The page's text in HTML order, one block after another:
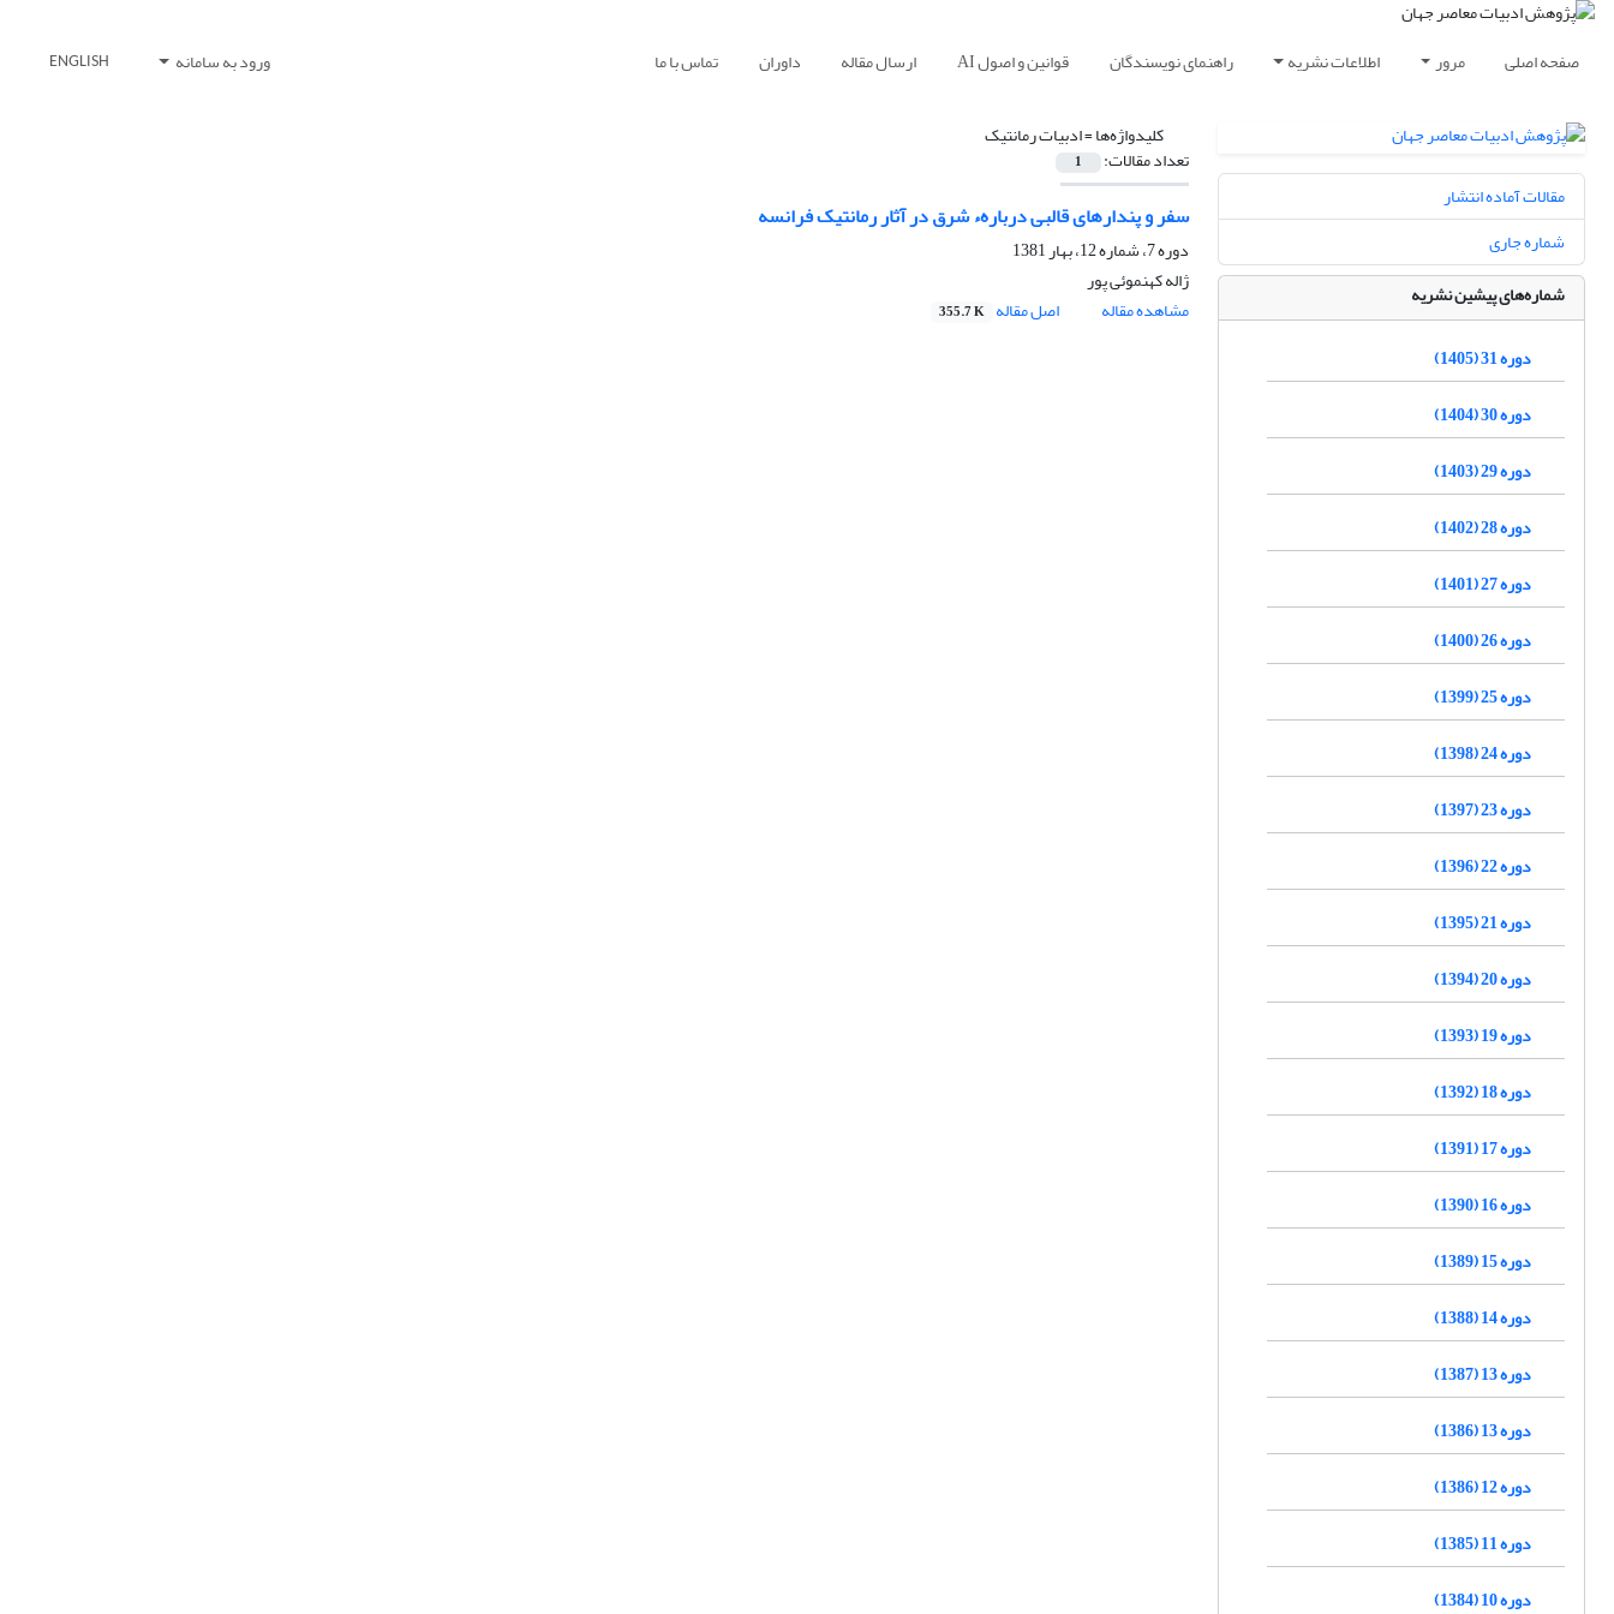
صفحه اصلی مرور اطلاعات نشریه راهنمای نویسندگان قوانین و اصول AI ارسال مقاله داوران تماس با ما ورود به سامانه ENGLISH
کلیدواژه‌ها =ادبیات رمانتیک
تعداد مقالات: 1
سفر و پندارهای قالبی دربارهء شرق در آثار رمانتیک فرانسه
دوره 7، شماره 12، بهار 1381
ژاله کهنموئى پور
مشاهده مقاله
اصل مقاله 355.7 K
مقالات آماده انتشار
شماره جاری
شماره‌های پیشین نشریه
دوره 31 (1405)
دوره 30 (1404)
دوره 29 (1403)
دوره 28 (1402)
دوره 27 (1401)
دوره 26 (1400)
دوره 25 (1399)
دوره 24 (1398)
دوره 23 (1397)
دوره 22 (1396)
دوره 21 (1395)
دوره 20 (1394)
دوره 19 (1393)
دوره 18 (1392)
دوره 17 (1391)
دوره 16 (1390)
دوره 15 (1389)
دوره 14 (1388)
دوره 13 (1387)
دوره 13 (1386)
دوره 12 (1386)
دوره 11 (1385)
دوره 10 (1384)